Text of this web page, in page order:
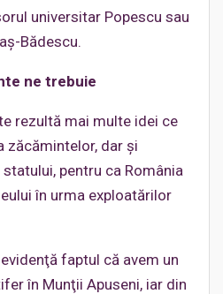
universitar Popescu sau
Bădescu.
ne trebuie
rezultă mai multe idei ce
zăcămintelor, dar şi
pentru ca România
în urma exploatărilor
faptul că avem un
în Munţii Apuseni, iar din